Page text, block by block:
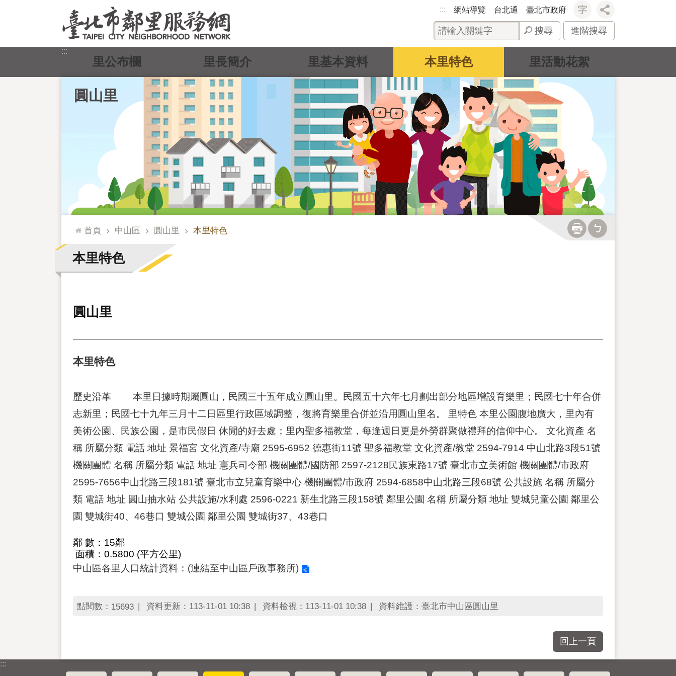
::: 網站導覽 台北通 臺北市政府
搜尋 進階搜尋
:::
圓山里
里公布欄 里長簡介 里基本資料 本里特色 里活動花絮
::: 首頁 中山區 圓山里 本里特色
本里特色
圓山里
本里特色
歷史沿革 本里日據時期屬圓山，民國三十五年成立圓山里。民國五十六年七月劃出部分地區增設育樂里；民國七十年合併
志新里；民國七十九年三月十二日區里行政區域調整，復將育樂里合併並沿用圓山里名。 里特色 本里公園腹地廣大，里內有
美術公園、民族公園，是市民假日 休閒的好去處；里內聖多福教堂，每逢週日更是外勞群聚做禮拜的信仰中心。 文化資產 名
稱 所屬分類 電話 地址 景福宮 文化資產/寺廟 2595-6952 德惠街11號 聖多福教堂 文化資產/教堂 2594-7914 中山北路3段51號
機關團體 名稱 所屬分類 電話 地址 憲兵司令部 機關團體/國防部 2597-2128民族東路17號 臺北市立美術館 機關團體/市政府
2595-7656中山北路三段181號 臺北市立兒童育樂中心 機關團體/市政府 2594-6858中山北路三段68號 公共設施 名稱 所屬分
類 電話 地址 圓山抽水站 公共設施/水利處 2596-0221 新生北路三段158號 鄰里公園 名稱 所屬分類 地址 雙城兒童公園 鄰里公
園 雙城街40、46巷口 雙城公園 鄰里公園 雙城街37、43巷口
鄰 數：15鄰
面積：0.5800 (平方公里)
中山區各里人口統計資料：(連結至中山區戶政事務所)
點閱數： 15693 資料更新：113-11-01 10:38 資料檢視：113-11-01 10:38 資料維護：臺北市中山區圓山里
回上一頁
:::